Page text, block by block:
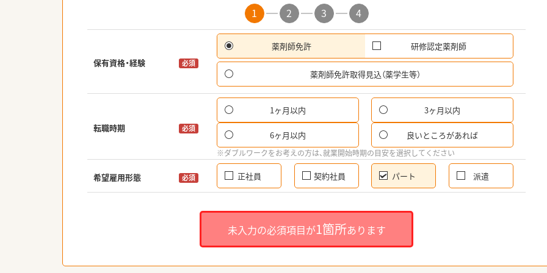
1 2 3 4
保有資格・経験 必須
薬剤師免許 研修認定薬剤師
薬剤師免許取得見込（薬学生等）
転職時期 必須
1ヶ月以内 3ヶ月以内
6ヶ月以内 良いところがあれば
※ダブルワークをお考えの方は、就業開始時期の目安を選択してください
希望雇用形態 必須 正社員 契約社員 パート 派遣
未入力の必須項目が1箇所あります